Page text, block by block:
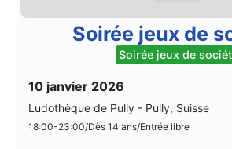
Soirée jeux de
Soirée jeux de
10 janvier 2026
Ludothèque de Pully - Pully, Suisse
18:00-23:00/Dès 14 ans/Entrée libre